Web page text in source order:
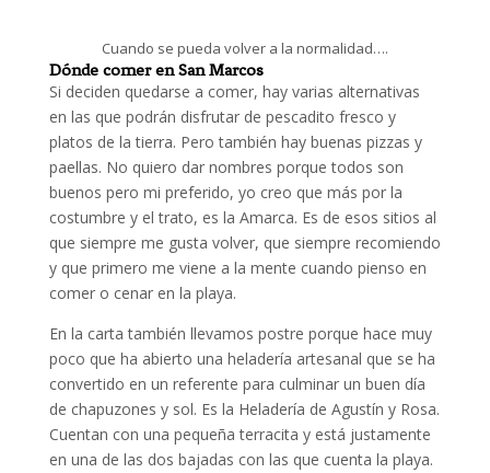
Cuando se pueda volver a la normalidad….
Dónde comer en San Marcos
Si deciden quedarse a comer, hay varias alternativas
en las que podrán disfrutar de pescadito fresco y
platos de la tierra. Pero también hay buenas pizzas y
paellas. No quiero dar nombres porque todos son
buenos pero mi preferido, yo creo que más por la
costumbre y el trato, es la Amarca. Es de esos sitios al
que siempre me gusta volver, que siempre recomiendo
y que primero me viene a la mente cuando pienso en
comer o cenar en la playa.
En la carta también llevamos postre porque hace muy
poco que ha abierto una heladería artesanal que se ha
convertido en un referente para culminar un buen día
de chapuzones y sol. Es la Heladería de Agustín y Rosa.
Cuentan con una pequeña terracita y está justamente
en una de las dos bajadas con las que cuenta la playa.